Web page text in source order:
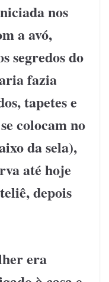
nos
a avó,
segredos do
fazia
tapetes e
colocam no
da sela),
até hoje
depois
era